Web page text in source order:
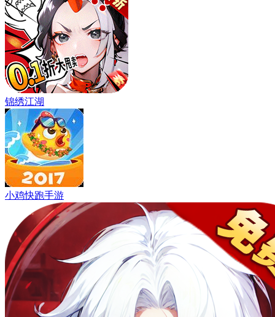
锦绣江湖
小鸡快跑手游